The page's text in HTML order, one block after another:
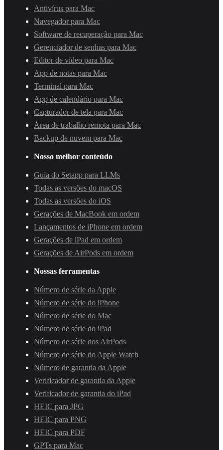
Antivírus para Mac
Navegador para Mac
Software de recuperação para Mac
Gerenciador de senhas para Mac
Editor de vídeo para Mac
App de notas para Mac
Terminal para Mac
App de calendário para Mac
Capturador de tela para Mac
Área de trabalho remota para Mac
Backup de nuvem para Mac
Nosso melhor conteúdo
Guia do Setapp para LLMs
Todas as versões do macOS
Todas as versões do iOS
Gerações de MacBook em ordem
Lançamentos de iPhone em ordem
Gerações de iPad em ordem
Gerações de AirPods em ordem
Nossas ferramentas
Número de série da Apple
Número de série do iPhone
Número de série do Mac
Número de série do iPad
Número de série dos AirPods
Número de série do Apple Watch
Número de garantia da Apple
Verificador de garantia da Apple
Verificador de garantia do iPad
HEIC para JPG
HEIC para PNG
HEIC para PDF
GPTs para Mac